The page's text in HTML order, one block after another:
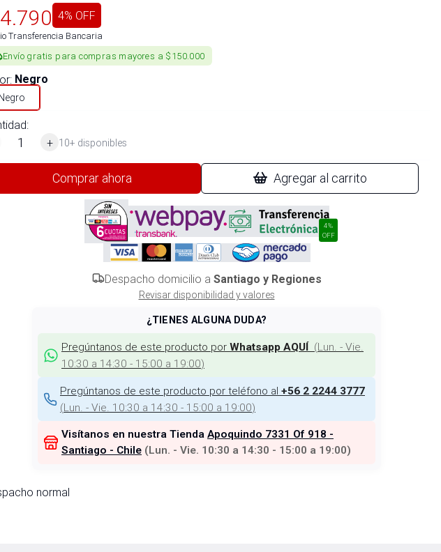
4.790 4% OFF
Transferencia Bancaria
Envío gratis para compras mayores a $150.000
: Negro
+ 10+ disponibles
Comprar ahora Agregar al carrito
4%
OFF
Despacho domicilio a Santiago y Regiones
Revisar disponibilidad y valores
¿TIENES ALGUNA DUDA?
Pregúntanos de este producto por Whatsapp AQUÍ (Lun. - Vie.
10:30 a 14:30 - 15:00 a 19:00)
Pregúntanos de este producto por teléfono al +56 2 2244 3777
(Lun. - Vie. 10:30 a 14:30 - 15:00 a 19:00)
Visítanos en nuestra Tienda Apoquindo 7331 Of 918 -
Santiago - Chile (Lun. - Vie. 10:30 a 14:30 - 15:00 a 19:00)
normal